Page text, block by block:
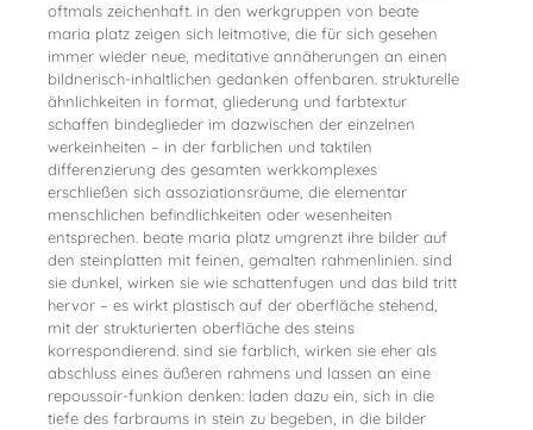
oftmals zeichenhaft. in den werkgruppen von beate
maria platz zeigen sich leitmotive, die für sich gesehen
immer wieder neue, meditative annäherungen an einen
bildnerisch-inhaltlichen gedanken offenbaren. strukturelle
ähnlichkeiten in format, gliederung und farbtextur
schaffen bindeglieder im dazwischen der einzelnen
werkeinheiten – in der farblichen und taktilen
differenzierung des gesamten werkkomplexes
erschließen sich assoziationsräume, die elementar
menschlichen befindlichkeiten oder wesenheiten
entsprechen. beate maria platz umgrenzt ihre bilder auf
den steinplatten mit feinen, gemalten rahmenlinien. sind
sie dunkel, wirken sie wie schattenfugen und das bild tritt
hervor – es wirkt plastisch auf der oberfläche stehend,
mit der strukturierten oberfläche des steins
korrespondierend. sind sie farblich, wirken sie eher als
abschluss eines äußeren rahmens und lassen an eine
repoussoir-funkion denken: laden dazu ein, sich in die
tiefe des farbraums in stein zu begeben, in die bilder